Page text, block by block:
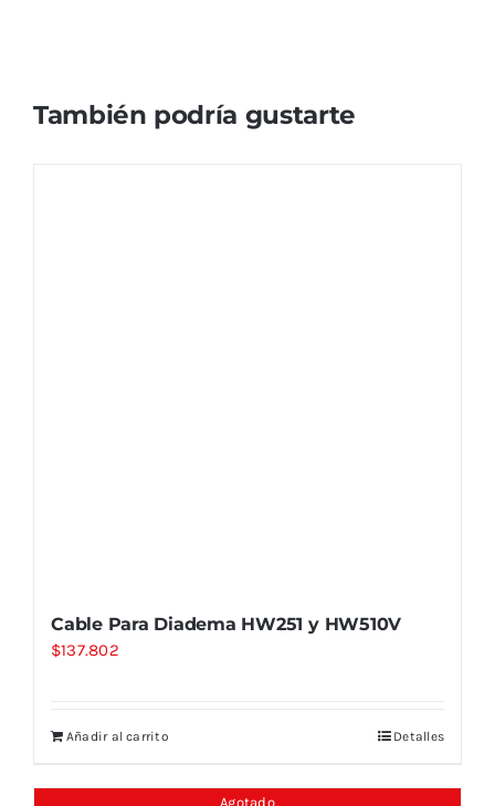
También podría gustarte
Cable Para Diadema HW251 y HW510V
$137.802
Añadir al carrito Detalles
Agotado